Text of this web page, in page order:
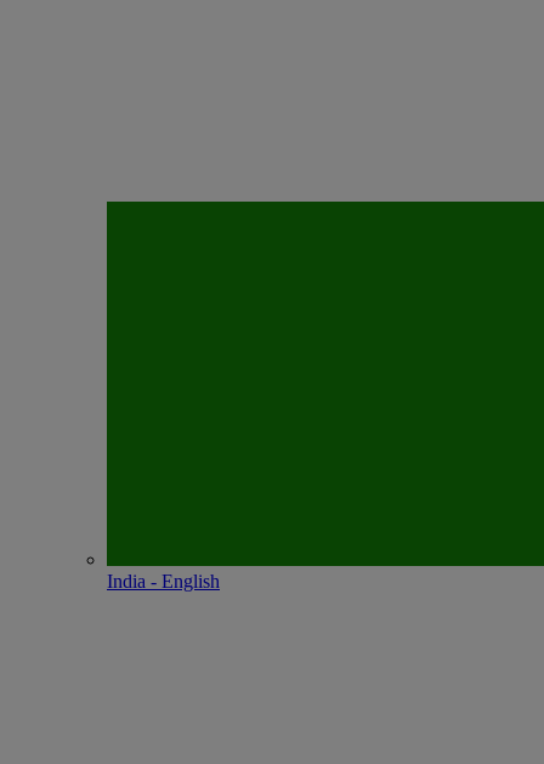
India - English